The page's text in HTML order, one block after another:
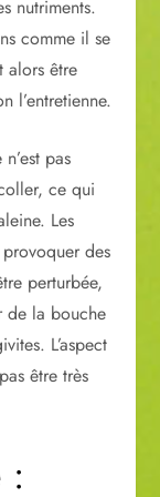
nutriments.
comme il se
alors être
l’entretienne.
pas
ce qui
Les
des
perturbée,
de la bouche
L’aspect
être très
: